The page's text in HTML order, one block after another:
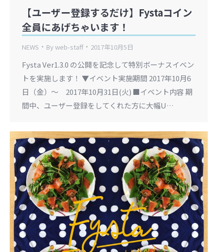
【ユーザー登録するだけ】Fystaコイン
全員にあげちゃいます！
NEWS Byweb-staff 2017年10月5日
Fysta Ver1.3.0 の公開を記念して特別ボーナスイベン
トを実施します！ ▼イベント実施期間 2017年10月6
日（金）～ 2017年10月31日(火) ■イベント内容 期
間中、ユーザー登録をしてくれた方に大幅U…